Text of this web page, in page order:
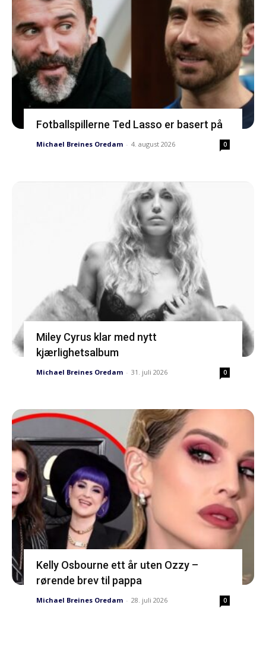
Fotballspillerne Ted Lasso er basert på
Michael Breines Oredam - 4. august 2026 0
Miley Cyrus klar med nytt
kjærlighetsalbum
Michael Breines Oredam - 31. juli 2026 0
Kelly Osbourne ett år uten Ozzy –
rørende brev til pappa
Michael Breines Oredam - 28. juli 2026 0